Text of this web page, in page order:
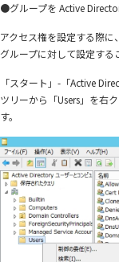
●グループを Active
アクセス権を設定する際
グループに対して設定する
「スタート」-「Active
ツリーから「Users」を右
す。